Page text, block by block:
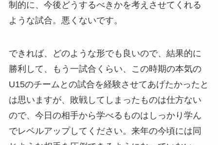
制的に、今後どうするべきかを考えさせてくれる
ような試合。悪くないです。
できれば、どのような形でも良いので、結果的に
勝利して、もう一試合くらい、この時期の本気の
U15のチームとの試合を経験させてあげたかったと
は思いますが、敗戦してしまったものは仕方ない
ので、今日の相手から学べるものはしっかり学ん
でレベルアップしてください。来年の今頃には同